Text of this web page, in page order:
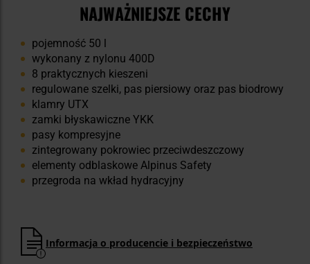
NAJWAŻNIEJSZE CECHY
pojemność 50 l
wykonany z nylonu 400D
8 praktycznych kieszeni
regulowane szelki, pas piersiowy oraz pas biodrowy
klamry UTX
zamki błyskawiczne YKK
pasy kompresyjne
zintegrowany pokrowiec przeciwdeszczowy
elementy odblaskowe Alpinus Safety
przegroda na wkład hydracyjny
Informacja o producencie i bezpieczeństwo